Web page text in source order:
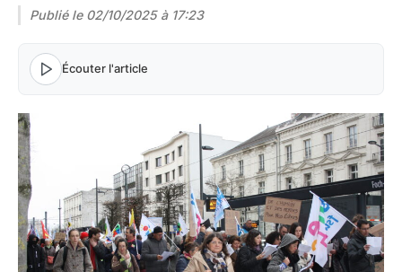
Publié le 02/10/2025 à 17:23
Écouter l'article